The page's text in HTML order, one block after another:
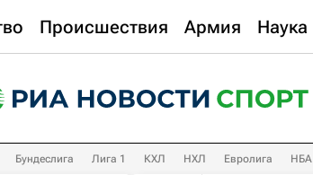
Происшествия Армия Наука
Бундеслига Лига 1 КХЛ НХЛ Евролига НБА